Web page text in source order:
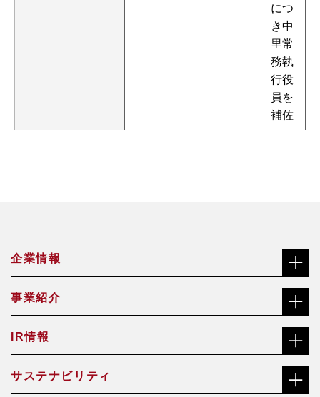
につ
き中
里常
務執
行役
員を
補佐
企業情報
社長メッセージ（ごあいさつ）
事業紹介
合金鉄事業
IR情報
株主・投資家の皆さまへ
サステナビリティ